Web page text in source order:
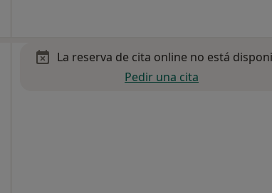
La reserva de cita online no está
Pedir una cita